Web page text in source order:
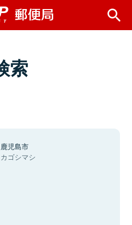
索
鹿児島市
カゴシマシ